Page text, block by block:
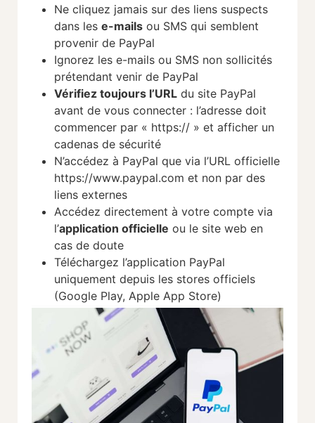
Ne cliquez jamais sur des liens suspects
dans les e-mails ou SMS qui semblent
provenir de PayPal
Ignorez les e-mails ou SMS non sollicités
prétendant venir de PayPal
Vérifiez toujours l’URL du site PayPal
avant de vous connecter : l’adresse doit
commencer par « https:// » et afficher un
cadenas de sécurité
N’accédez à PayPal que via l’URL officielle
https://www.paypal.com et non par des
liens externes
Accédez directement à votre compte via
l’application officielle ou le site web en
cas de doute
Téléchargez l’application PayPal
uniquement depuis les stores officiels
(Google Play, Apple App Store)